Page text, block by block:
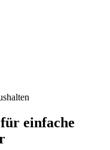
einfache